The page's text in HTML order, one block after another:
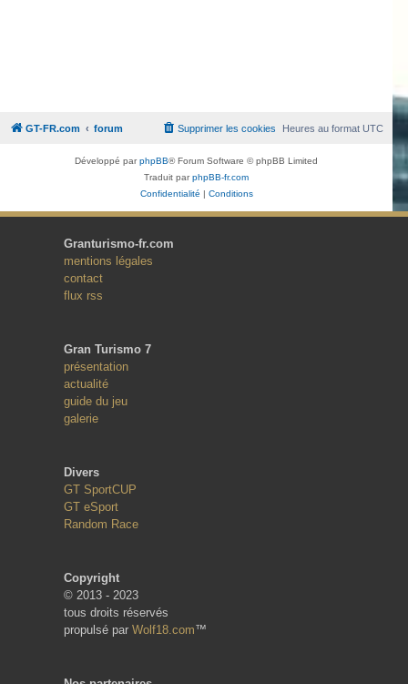
GT-FR.com forum Heures au formatUTC
Supprimer les cookies
Développé parphpBB® Forum Software © phpBB Limited
Traduit parphpBB-fr.com
Confidentialité | Conditions
Granturismo-fr.com
mentions légales
contact
flux rss
Gran Turismo 7
présentation
actualité
guide du jeu
galerie
Divers
GT SportCUP
GT eSport
Random Race
Copyright
© 2013 - 2023
tous droits réservés
propulsé par Wolf18.com™